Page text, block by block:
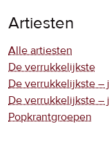
Artiesten
Alle artiesten
De verrukkelijkste
De verrukkelijkste –
De verrukkelijkste –
Popkrantgroepen